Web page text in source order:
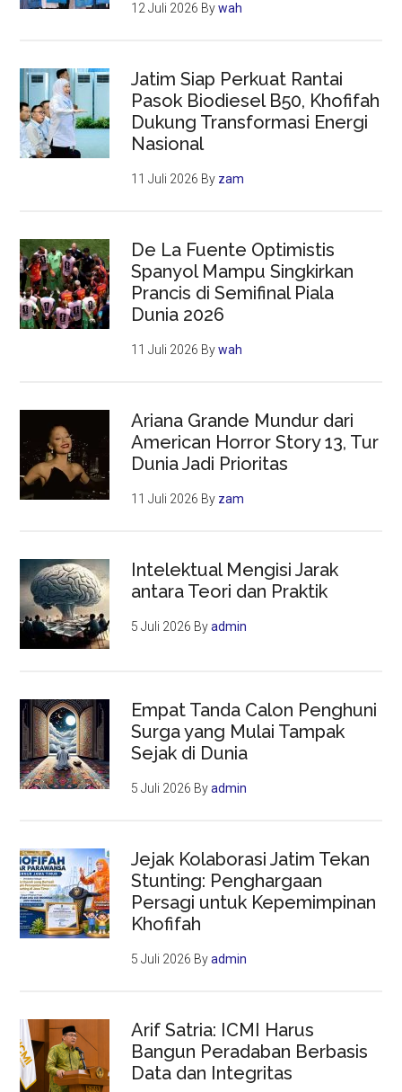
12 Juli 2026 Bywah
Jatim Siap Perkuat Rantai
Pasok Biodiesel B50, Khofifah
Dukung Transformasi Energi
Nasional
11 Juli 2026 By zam
De La Fuente Optimistis
Spanyol Mampu Singkirkan
Prancis di Semifinal Piala
Dunia 2026
11 Juli 2026 Bywah
Ariana Grande Mundur dari
American Horror Story 13, Tur
Dunia Jadi Prioritas
11 Juli 2026 By zam
Intelektual Mengisi Jarak
antara Teori dan Praktik
5 Juli 2026 Byadmin
Empat Tanda Calon Penghuni
Surga yang Mulai Tampak
Sejak di Dunia
5 Juli 2026 Byadmin
Jejak Kolaborasi Jatim Tekan
Stunting: Penghargaan
Persagi untuk Kepemimpinan
Khofifah
5 Juli 2026 Byadmin
Arif Satria: ICMI Harus
Bangun Peradaban Berbasis
Data dan Integritas